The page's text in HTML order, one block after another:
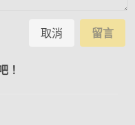
取消 留言
！